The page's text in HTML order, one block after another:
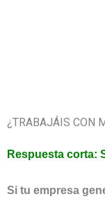
¿TRABAJÁIS CON
Respuesta corta:
Si tu empresa